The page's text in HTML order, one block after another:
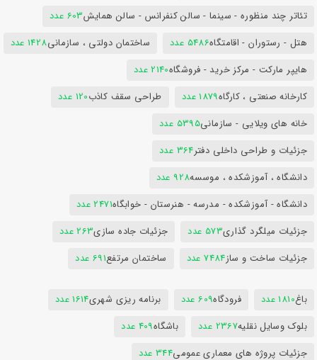
تئاتر چند منظوره - سینما - سالن کنفرانس - سالن همایش603 عدد
هتل - رستوران - اقامتگاه5486 عدد ساختمان دولتی ، سازمانی1428 عدد
هایپر مارکت - مرکز خرید - فروشگاه2140 عدد
کارخانه صنعتی ، کارگاه1879 عدد طراحی سقف کاذب120 عدد
خانه های ویلایی - سازمانی5395 عدد
جزئیات و طراحی داخلی دفتر364 عدد
دانشگاه ، آموزشکده ، موسسه928 عدد
دانشگاه - آموزشکده - مدرسه - هنرستان - خوابگاه2471 عدد
جزئیات میلگرد گذاری573 عدد جزئیات جاده سازی263 عدد
جزئیات ساخت و ساز7484 عدد ساختمان مرتفع691 عدد
باغ1810 عدد فرودگاه609 عدد برنامه ریزی شهری1614 عدد
بلوک وسایل نقلیه2367 عدد باشگاه409 عدد
جزئیات پروژه های معماری عمومی344 عدد